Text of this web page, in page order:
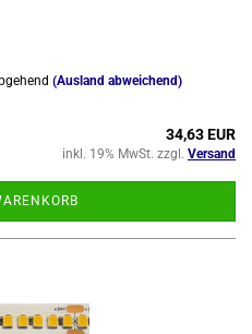
(Ausland abweichend)
34,63 EUR
inkl. 19% MwSt. zzgl. Versand